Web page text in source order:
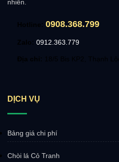
nhiên.
Hotline: 0908.368.799
Zalo: 0912.363.779
Địa chỉ: 18/5 Bis KP2, Thạnh
DỊCH VỤ
Bảng giá chi phí
Chòi lá Cỏ Tranh